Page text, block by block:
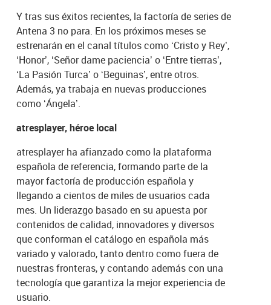
Y tras sus éxitos recientes, la factoría de series de
Antena 3 no para. En los próximos meses se
estrenarán en el canal títulos como ‘Cristo y Rey’,
‘Honor’, ‘Señor dame paciencia’ o ‘Entre tierras’,
‘La Pasión Turca’ o ‘Beguinas’, entre otros.
Además, ya trabaja en nuevas producciones
como ‘Ángela’.
atresplayer, héroe local
atresplayer ha afianzado como la plataforma
española de referencia, formando parte de la
mayor factoría de producción española y
llegando a cientos de miles de usuarios cada
mes. Un liderazgo basado en su apuesta por
contenidos de calidad, innovadores y diversos
que conforman el catálogo en española más
variado y valorado, tanto dentro como fuera de
nuestras fronteras, y contando además con una
tecnología que garantiza la mejor experiencia de
usuario.